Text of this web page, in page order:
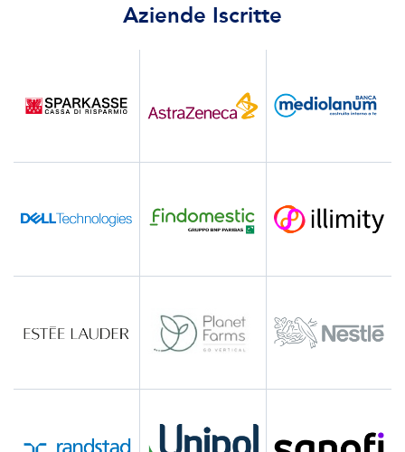
Aziende Iscritte